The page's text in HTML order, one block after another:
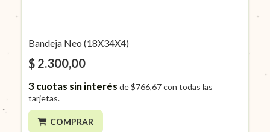
Bandeja Neo (18X34X4)
$ 2.300,00
3cuotas sin interés de$766,67con todas las
tarjetas.
COMPRAR